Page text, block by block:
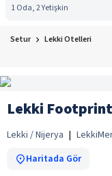
1 Oda, 2 Yetişkin
Setur Lekki Otelleri
Lekki
Lekki / Nijerya | Lekki
Haritada Gör